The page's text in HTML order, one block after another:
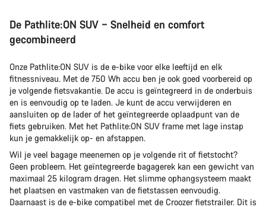
De Pathlite:ON SUV – Snelheid en comfort
gecombineerd
Onze Pathlite:ON SUV is de e-bike voor elke leeftijd en elk
fitnessniveau. Met de 750 Wh accu ben je ook goed voorbereid op
je volgende fietsvakantie. De accu is geïntegreerd in de onderbuis
en is eenvoudig op te laden. Je kunt de accu verwijderen en
aansluiten op de lader of het geïntegreerde oplaadpunt van de
fiets gebruiken. Met het Pathlite:ON SUV frame met lage instap
kun je gemakkelijk op- en afstappen.
Wil je veel bagage meenemen op je volgende rit of fietstocht?
Geen probleem. Het geïntegreerde bagagerek kan een gewicht van
maximaal 25 kilogram dragen. Het slimme ophangsysteem maakt
het plaatsen en vastmaken van de fietstassen eenvoudig.
Daarnaast is de e-bike compatibel met de Croozer fietstrailer. Dit is